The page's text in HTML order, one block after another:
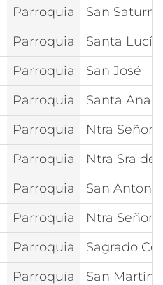
Parroquia
San
Parroquia
Santa Lucía
Parroquia
San José
Parroquia
Santa Ana
Parroquia
Ntra
Parroquia
Ntra Sra
Parroquia
San
Parroquia
Ntra
Parroquia
Sagrado
Parroquia
San Martín